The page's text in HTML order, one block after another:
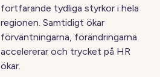
fortfarande tydliga styrkor i hela
regionen. Samtidigt ökar
förväntningarna, förändringarna
accelererar och trycket på HR
ökar.